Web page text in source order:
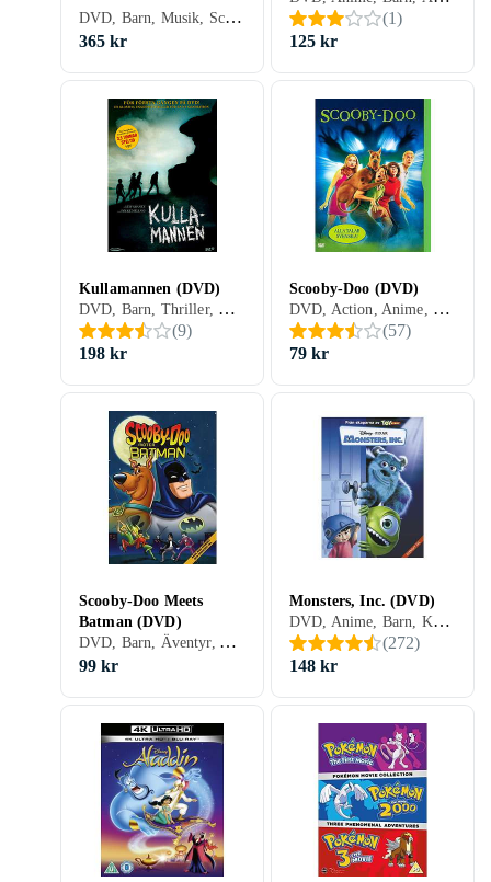
DVD, Barn, Musik, Sci-Fi, TV-serie, Animerat, Familj, Sverige (SE)
365 kr
(1)
125 kr
Kullamannen (DVD)
DVD, Barn, Thriller, TV-serie, Familj, Sverige (SE)
(9)
198 kr
Scooby-Doo (DVD)
DVD, Action, Anime, Barn, Komedi, Äventyr, TV-serie, Animerat, Familj, Mystik, Sverige (SE)
(57)
79 kr
Scooby-Doo Meets
Batman (DVD)
DVD, Barn, Äventyr, Animerat, Familj, Sverige (SE)
99 kr
Monsters, Inc. (DVD)
DVD, Anime, Barn, Komedi, Animerat, Familj, Sverige (SE)
(272)
148 kr